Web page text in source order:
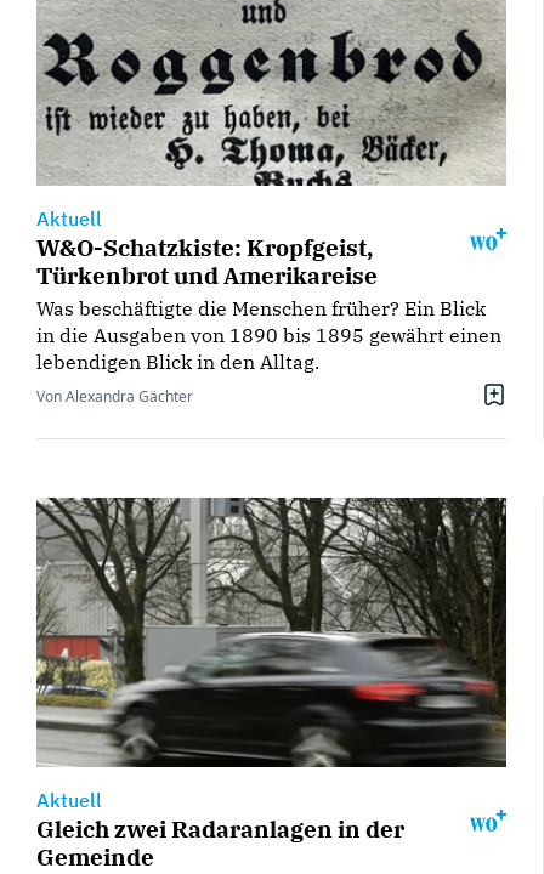
Aktuell
W&O-Schatzkiste: Kropfgeist,
Türkenbrot und Amerikareise
Was beschäftigte die Menschen früher? Ein Blick
in die Ausgaben von 1890 bis 1895 gewährt einen
lebendigen Blick in den Alltag.
Von Alexandra Gächter
Aktuell
Gleich zwei Radaranlagen in der
Gemeinde